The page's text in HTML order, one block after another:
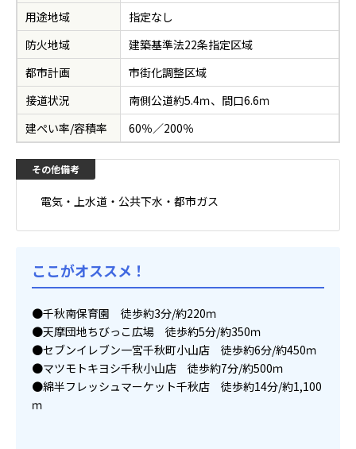
用途地域
指定なし
防火地域
建築基準法22条指定区域
都市計画
市街化調整区域
接道状況
南側公道約5.4ｍ、間口6.6ｍ
建ぺい率/容積率
60％／200％
電気・上水道・公共下水・都市ガス
ここがオススメ！
●千秋南保育園 徒歩約3分/約220ｍ
●天摩団地ちびっこ広場 徒歩約5分/約350ｍ
●セブンイレブン一宮千秋町小山店 徒歩約6分/約450ｍ
●マツモトキヨシ千秋小山店 徒歩約7分/約500ｍ
●綿半フレッシュマーケット千秋店 徒歩約14分/約1,100
ｍ